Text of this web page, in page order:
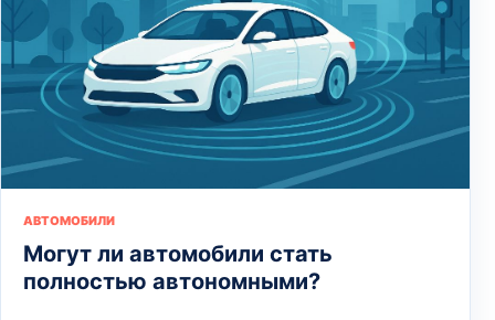
АВТОМОБИЛИ
Могут ли автомобили стать
полностью автономными?